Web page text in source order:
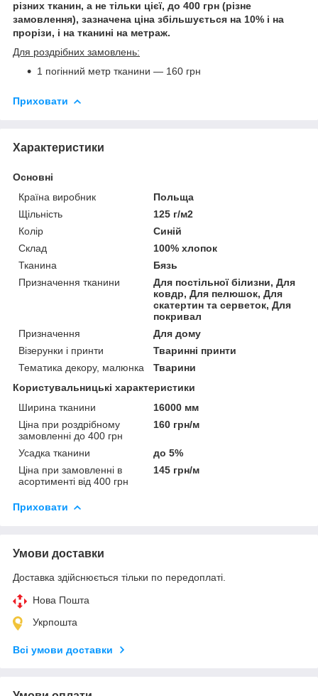
різних тканин, а не тільки цієї, до 400 грн (різне
замовлення), зазначена ціна збільшується на 10% і на
прорізи, і на тканині на метраж.
Для роздрібних замовлень:
1 погінний метр тканини — 160 грн
Приховати
Характеристики
Основні
Країна виробник
Польща
Щільність
125 г/м2
Колір
Синій
Склад
100% хлопок
Тканина
Бязь
Призначення тканини
Для постільної білизни, Для
ковдр, Для пелюшок, Для
скатертин та серветок, Для
покривал
Призначення
Для дому
Візерунки і принти
Тваринні принти
Тематика декору, малюнка
Тварини
Користувальницькі характеристики
Ширина тканини
16000 мм
Ціна при роздрібному
замовленні до 400 грн
160 грн/м
Усадка тканини
до 5%
Ціна при замовленні в
асортименті від 400 грн
145 грн/м
Приховати
Умови доставки
Доставка здійснюється тільки по передоплаті.
Нова Пошта
Укрпошта
Всі умови доставки